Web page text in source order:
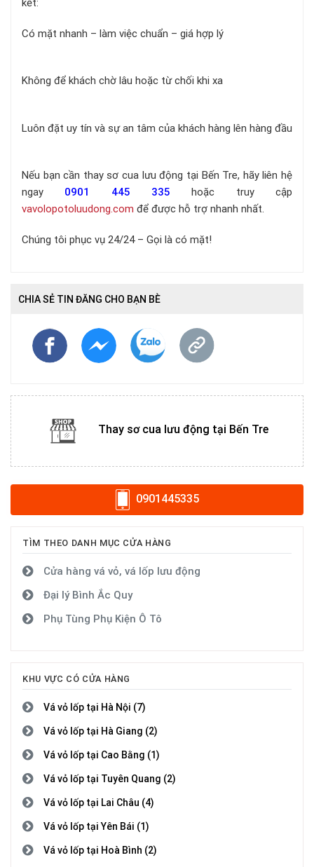
kết:
Có mặt nhanh – làm việc chuẩn – giá hợp lý
Không để khách chờ lâu hoặc từ chối khi xa
Luôn đặt uy tín và sự an tâm của khách hàng lên hàng đầu
Nếu bạn cần thay sơ cua lưu động tại Bến Tre, hãy liên hệ
ngay 0901 445 335 hoặc truy cập
vavolopotoluudong.com để được hỗ trợ nhanh nhất.
Chúng tôi phục vụ 24/24 – Gọi là có mặt!
CHIA SẺ TIN ĐĂNG CHO BẠN BÈ
Thay sơ cua lưu động tại Bến Tre
0901445335
TÌM THEO DANH MỤC CỬA HÀNG
Cửa hàng vá vỏ, vá lốp lưu động
Đại lý Bình Ắc Quy
Phụ Tùng Phụ Kiện Ô Tô
KHU VỰC CÓ CỬA HÀNG
Vá vỏ lốp tại Hà Nội (7)
Vá vỏ lốp tại Hà Giang (2)
Vá vỏ lốp tại Cao Bằng (1)
Vá vỏ lốp tại Tuyên Quang (2)
Vá vỏ lốp tại Lai Châu (4)
Vá vỏ lốp tại Yên Bái (1)
Vá vỏ lốp tại Hoà Bình (2)